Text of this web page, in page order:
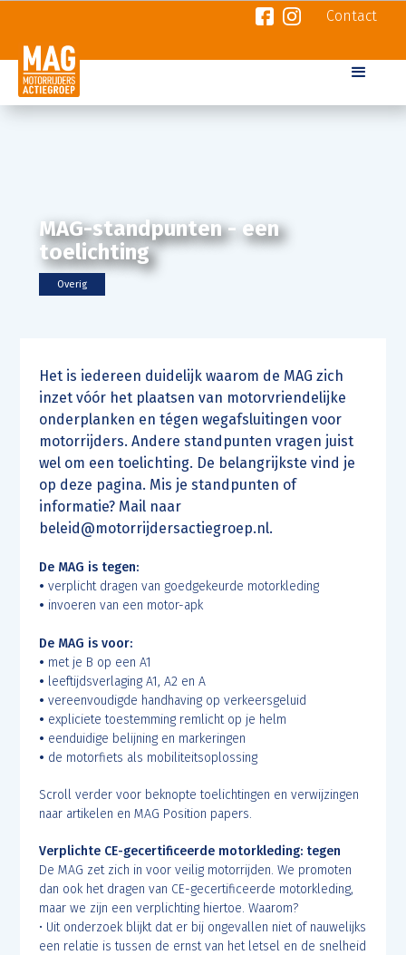
Contact
MAG-standpunten - een
toelichting
Overig
Het is iedereen duidelijk waarom de MAG zich
inzet vóór het plaatsen van motorvriendelijke
onderplanken en tégen wegafsluitingen voor
motorrijders. Andere standpunten vragen juist
wel om een toelichting. De belangrijkste vind je
op deze pagina. Mis je standpunten of
informatie? Mail naar
beleid@motorrijdersactiegroep.nl.
De MAG is tegen:
• verplicht dragen van goedgekeurde motorkleding
• invoeren van een motor-apk
De MAG is voor:
• met je B op een A1
• leeftijdsverlaging A1, A2 en A
• vereenvoudigde handhaving op verkeersgeluid
• expliciete toestemming remlicht op je helm
• eenduidige belijning en markeringen
• de motorfiets als mobiliteitsoplossing
Scroll verder voor beknopte toelichtingen en verwijzingen
naar artikelen en MAG Position papers.
Verplichte CE-gecertificeerde motorkleding: tegen
De MAG zet zich in voor veilig motorrijden. We promoten
dan ook het dragen van CE-gecertificeerde motorkleding,
maar we zijn een verplichting hiertoe. Waarom?
• Uit onderzoek blijkt dat er bij ongevallen niet of nauwelijks
een relatie is tussen de ernst van het letsel en de snelheid